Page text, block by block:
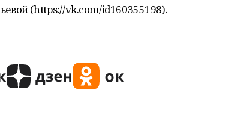
(https://vk.com/id160355198).